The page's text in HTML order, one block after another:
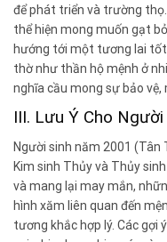
để phát triển và trường
thể hiện mong muốn gạt
hướng tới một tương lai
thờ như thần hộ mệnh ở
nghĩa cầu mong sự bảo
III. Lưu Ý Cho
Người sinh năm 2001 (Tân
Kim sinh Thủy và Thủy
và mang lại may mắn,
hình xăm liên quan đến
tương khắc hợp lý. Các gợi